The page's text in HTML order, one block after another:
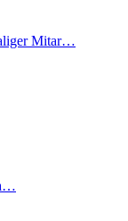
Mitar…